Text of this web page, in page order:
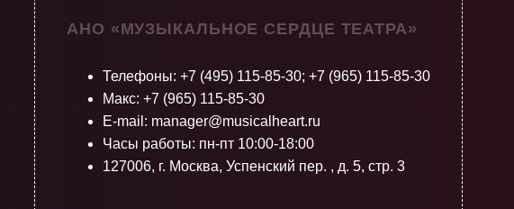
АНО «МУЗЫКАЛЬНОЕ СЕРДЦЕ ТЕАТРА»
Телефоны: +7 (495) 115-85-30; +7 (965) 115-85-30
Макс: +7 (965) 115-85-30
E-mail: manager@musicalheart.ru
Часы работы: пн-пт 10:00-18:00
127006, г. Москва, Успенский пер. , д. 5, стр. 3